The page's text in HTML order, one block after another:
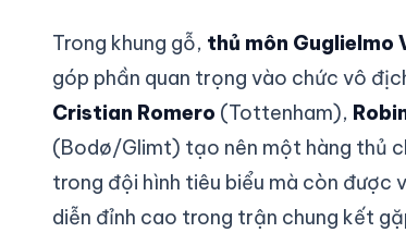
Trong khung gỗ, thủ môn Guglielmo
góp phần quan trọng vào chức vô
Cristian Romero (Tottenham),
(Bodø/Glimt) tạo nên một hàng thủ
trong đội hình tiêu biểu mà còn được
diễn đỉnh cao trong trận chung kết